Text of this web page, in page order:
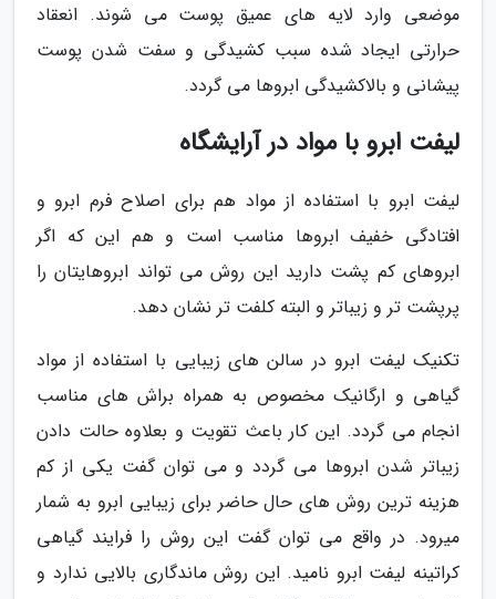
موضعی وارد لایه های عمیق پوست می شوند. انعقاد
حرارتی ایجاد شده سبب کشیدگی و سفت شدن پوست
پیشانی و بالاکشیدگی ابروها می گردد.
لیفت ابرو با مواد در آرایشگاه
لیفت ابرو با استفاده از مواد هم برای اصلاح فرم ابرو و
افتادگی خفیف ابروها مناسب است و هم این که اگر
ابروهای کم پشت دارید این روش می تواند ابروهایتان را
پرپشت تر و زیباتر و البته کلفت تر نشان دهد.
تکنیک لیفت ابرو در سالن های زیبایی با استفاده از مواد
گیاهی و ارگانیک مخصوص به همراه براش های مناسب
انجام می گردد. این کار باعث تقویت و بعلاوه حالت دادن
زیباتر شدن ابروها می گردد و می توان گفت یکی از کم
هزینه ترین روش های حال حاضر برای زیبایی ابرو به شمار
میرود. در واقع می توان گفت این روش را فرایند گیاهی
کراتینه لیفت ابرو نامید. این روش ماندگاری بالایی ندارد و